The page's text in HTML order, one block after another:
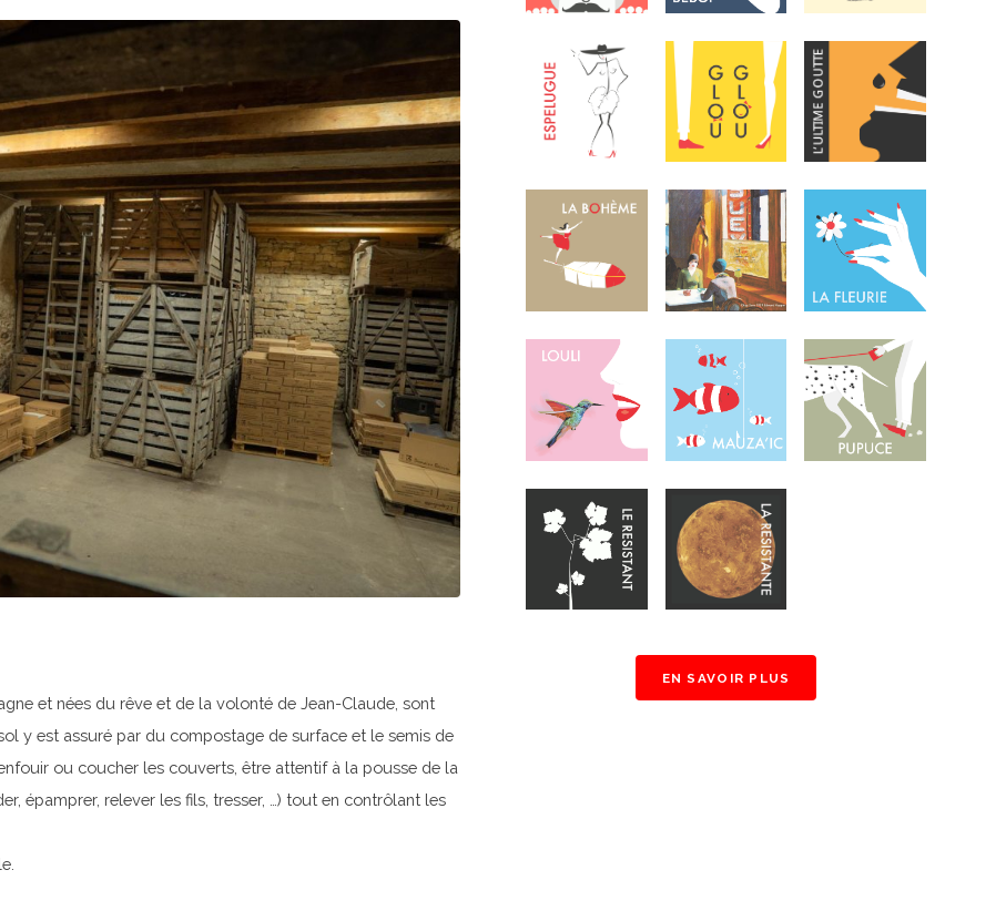
et nées du rêve et de la volonté de Jean-Claude, sont
y est assuré par du compostage de surface et le semis de
ou coucher les couverts, être attentif à la pousse de la
épamprer, relever les fils, tresser, …) tout en contrôlant les
EN SAVOIR PLUS